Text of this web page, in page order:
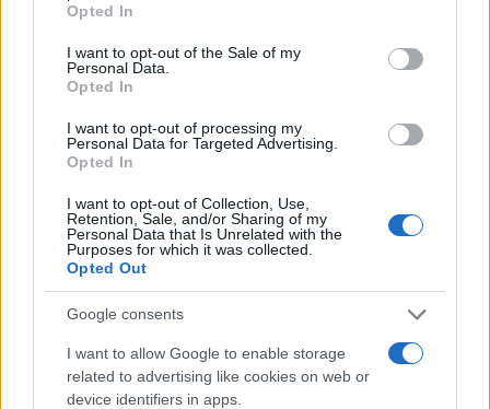
use your data for below specified purposes in below Google
consent section.
Opted In
I want to opt-out of the Sale of my
Personal Data.
Opted In
I want to opt-out of processing my
Personal Data for Targeted Advertising.
Opted In
I want to opt-out of Collection, Use,
Retention, Sale, and/or Sharing of my
Personal Data that Is Unrelated with the
Purposes for which it was collected.
Opted Out
Google consents
I want to allow Google to enable storage
related to advertising like cookies on web or
device identifiers in apps.
AUTORE
Massimiliano Cardinale
Massimiliano Cardinale di Catania iniziò
condividendo una ricetta di famiglia durante
follower: quel gesto lo spinse in redazione
con tono informale. Propone contenuti social
e porta appunti con nomi di produttori locali e
mosse di cucina.